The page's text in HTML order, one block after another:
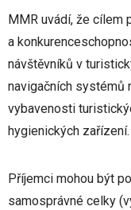
MMR uvádí, že cílem
a
návštěvníků v
navigačních systémů
vybavenosti
hygienických zařízení.
Příjemci mohou být
samosprávné celky